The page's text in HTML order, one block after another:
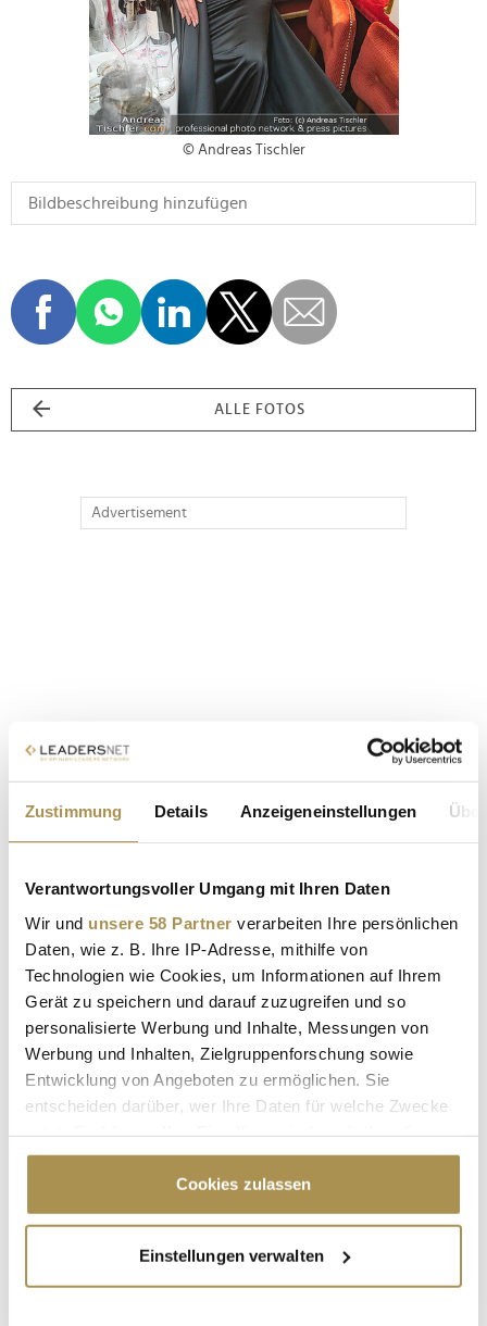
Zustimmung Details Anzeigeneinstellungen
Verantwortungsvoller Umgang mit Ihren Daten
Wir und unsere 58 Partner verarbeiten Ihre persönlichen
Daten, wie z. B. Ihre IP-Adresse, mithilfe von
Technologien wie Cookies, um Informationen auf Ihrem
Gerät zu speichern und darauf zuzugreifen und so
personalisierte Werbung und Inhalte, Messungen von
Werbung und Inhalten, Zielgruppenforschung sowie
Entwicklung von Angeboten zu ermöglichen. Sie
entscheiden darüber, wer Ihre Daten für welche Zwecke
Cookie-Erklärung oder durch Klicken auf das Privacy
Trigger Symbol ändern oder widerrufen
Informationen über Ihre geografische Lage
erfassen, welche bis auf einige Meter genau sein
Cookies zulassen
Einstellungen verwalten
© Andreas Tischler
ALLE FOTOS
Advertisement